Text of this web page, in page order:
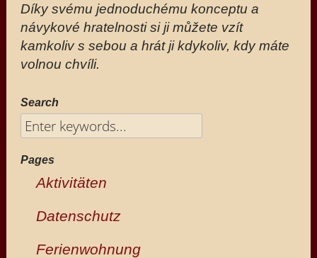
Díky svému jednoduchému konceptu a
návykové hratelnosti si ji můžete vzít
kamkoliv s sebou a hrát ji kdykoliv, kdy máte
volnou chvíli.
Search
Pages
Aktivitäten
Datenschutz
Ferienwohnung